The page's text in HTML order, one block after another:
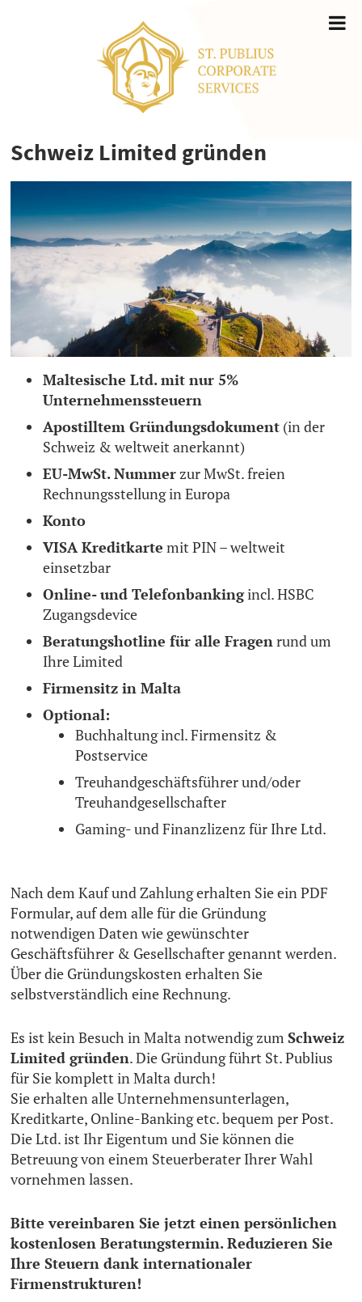
Schweiz Limited gründen
Maltesische Ltd. mit nur 5%
Unternehmenssteuern
Apostilltem Gründungsdokument (in der
Schweiz & weltweit anerkannt)
EU-MwSt. Nummerzur MwSt. freien
Rechnungsstellung in Europa
Konto
VISA Kreditkarte mit PIN – weltweit
einsetzbar
Online- und Telefonbankingincl. HSBC
Zugangsdevice
Beratungshotline für alle Fragenrund um
Ihre Limited
Firmensitz in Malta
Optional:
Buchhaltung incl. Firmensitz &
Postservice
Treuhandgeschäftsführer und/oder
Treuhandgesellschafter
Gaming- und Finanzlizenz für Ihre Ltd.
Nach dem Kauf und Zahlung erhalten Sie ein PDF
Formular, auf dem alle für die Gründung
notwendigen Daten wie gewünschter
Geschäftsführer & Gesellschafter genannt werden.
Über die Gründungskosten erhalten Sie
selbstverständlich eine Rechnung.
Es ist kein Besuch in Malta notwendig zum Schweiz
Limited gründen. Die Gründung führt St. Publius
für Sie komplett in Malta durch!
Sie erhalten alle Unternehmensunterlagen,
Kreditkarte, Online-Banking etc. bequem per Post.
Die Ltd. ist Ihr Eigentum und Sie können die
Betreuung von einem Steuerberater Ihrer Wahl
vornehmen lassen.
Bitte vereinbaren Sie jetzt einen persönlichen
kostenlosen Beratungstermin. Reduzieren Sie
Ihre Steuern dank internationaler
Firmenstrukturen!